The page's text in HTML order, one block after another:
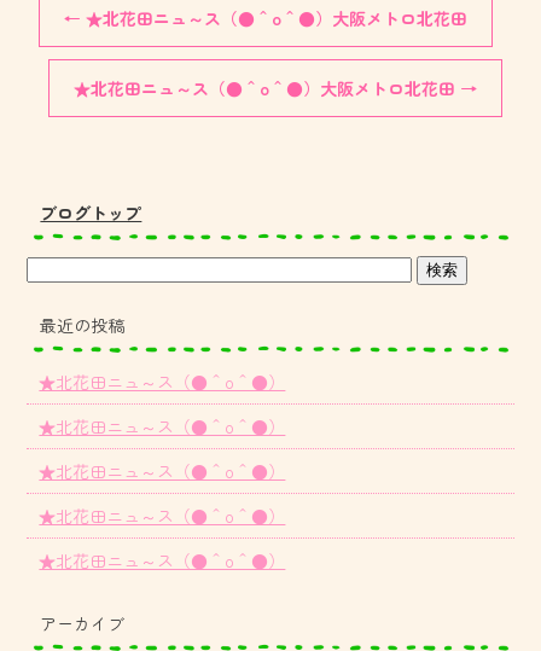
← ★北花田ニュ～ス（●＾o＾●）大阪メトロ北花田
★北花田ニュ～ス（●＾o＾●）大阪メトロ北花田 →
ブログトップ
最近の投稿
★北花田ニュ～ス（●＾o＾●）
★北花田ニュ～ス（●＾o＾●）
★北花田ニュ～ス（●＾o＾●）
★北花田ニュ～ス（●＾o＾●）
★北花田ニュ～ス（●＾o＾●）
アーカイブ